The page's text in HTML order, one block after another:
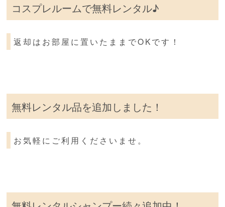
コスプレルームで無料レンタル♪
返却はお部屋に置いたままでOKです！
無料レンタル品を追加しました！
お気軽にご利用くださいませ。